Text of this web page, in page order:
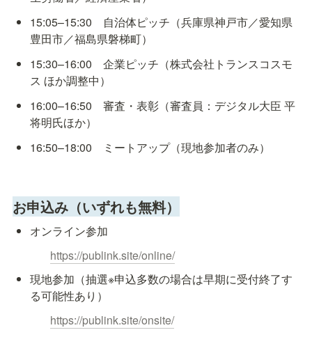
15:05–15:30　自治体ピッチ（兵庫県神戸市／愛知県
豊田市／福島県磐梯町）
15:30–16:00　企業ピッチ（株式会社トランスコスモ
ス ほか調整中）
16:00–16:50　審査・表彰（審査員：デジタル大臣 平
将明氏ほか）
16:50–18:00　ミートアップ（現地参加者のみ）
お申込み（いずれも無料）
オンライン参加
https://publink.site/online/
現地参加（抽選※申込多数の場合は早期に受付終了す
る可能性あり）
https://publink.site/onsite/